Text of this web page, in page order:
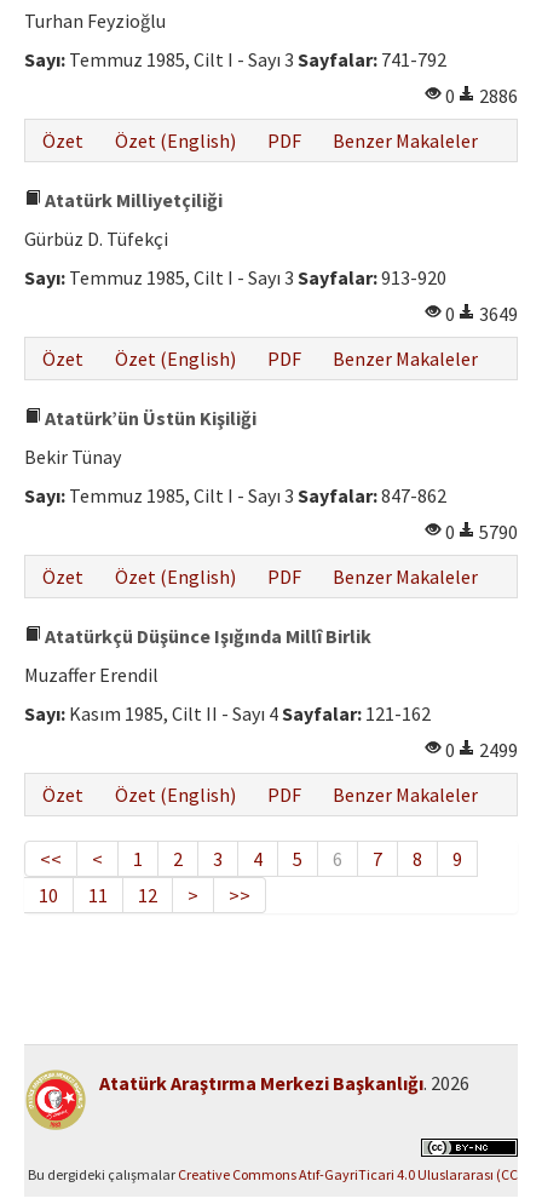
Turhan Feyzioğlu
Sayı: Temmuz 1985, Cilt I - Sayı 3 Sayfalar: 741-792
0
2886
Özet
Özet (English) PDF Benzer Makaleler
Atatürk Milliyetçiliği
Gürbüz D. Tüfekçi
Sayı: Temmuz 1985, Cilt I - Sayı 3 Sayfalar:913-920
0
3649
Özet
Özet (English) PDF Benzer Makaleler
Atatürk’ün Üstün Kişiliği
Bekir Tünay
Sayı: Temmuz 1985, Cilt I - Sayı 3 Sayfalar:847-862
0
5790
Özet
Özet (English) PDF Benzer Makaleler
Atatürkçü Düşünce Işığında Millî Birlik
Muzaffer Erendil
Sayı: Kasım 1985, Cilt II - Sayı 4Sayfalar: 121-162
0
2499
Özet
Özet (English) PDF Benzer Makaleler
<< < 1 2 3 4 5 6 7 8
9
10
11 12 > >>
Atatürk Araştırma Merkezi Başkanlığı. 2026
Bu dergideki çalışmalar Creative Commons Atıf-GayriTicari 4.0 Uluslararası (CC